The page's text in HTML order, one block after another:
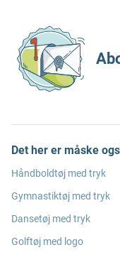
Det her er måske
Håndboldtøj med tryk
Gymnastiktøj med tryk
Dansetøj med tryk
Golftøj med logo